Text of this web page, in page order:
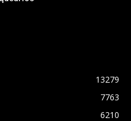
13279
7763
6210